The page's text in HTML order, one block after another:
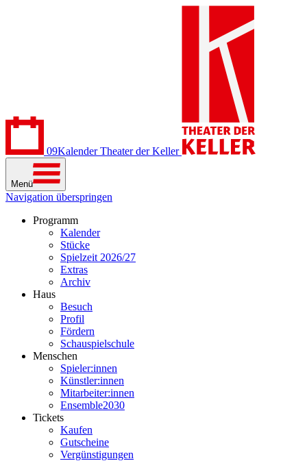
09Kalender Theater der Keller
Menü
Navigation überspringen
Programm
Kalender
Stücke
Spielzeit 2026/27
Extras
Archiv
Haus
Besuch
Profil
Fördern
Schauspielschule
Menschen
Spieler:innen
Künstler:innen
Mitarbeiter:innen
Ensemble2030
Tickets
Kaufen
Gutscheine
Vergünstigungen